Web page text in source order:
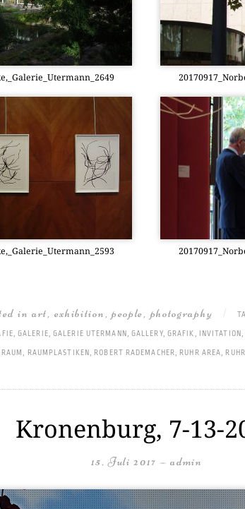
in art, exhibition, people, photography
,GALERIE,GALERIE UTERMANN, GALLERY, GRAFIK, INVITATION,
RAUM, RAUMPLASTIKEN, ROBERT RADEMACHER, RUHR AREA,
Kronenburg, 7-13-
15. Juli 2017 —admin